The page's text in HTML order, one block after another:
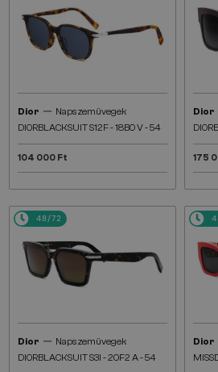
Dior — Napszemüvegek
DIORBLACKSUIT S12F - 18B0 V - 54
104 000 Ft
Dior
175
48/72
Dior — Napszemüvegek
DIORBLACKSUIT S3I - 20F2 A - 54
Dior